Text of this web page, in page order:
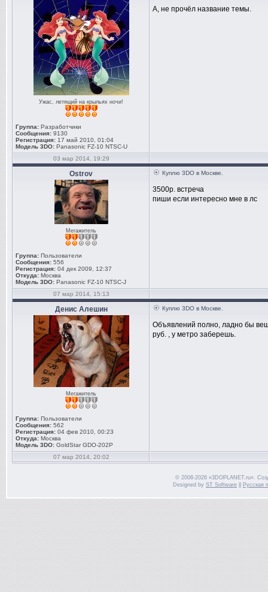
Ужас, летящий на крыльях ночи!
Группа: Разработчики
Сообщения: 9130
Регистрация: 17 май 2010, 01:04
Модель 3DO: Panasonic FZ-10 NTSC-U
А, не прочёл название темы.
03 мар 2014, 19:29
Ostrov
Мегажитель
Группа: Пользователи
Сообщения: 556
Регистрация: 04 дек 2009, 12:37
Откуда: Москва
Модель 3DO: Panasonic FZ-10 NTSC-J
Куплю 3DO в Москве.
3500р. встреча
пиши если интересно мне в лс
07 мар 2014, 15:13
Денис Алешин
Мегажитель
Группа: Пользователи
Сообщения: 562
Регистрация: 04 фев 2010, 00:23
Откуда: Москва
Модель 3DO: GoldStar GDO-202P
Куплю 3DO в Москве.
Объявлений полно, ладно бы
руб. , у метро заберешь.
07 мар 2014, 20:02
© 2008-2026 «3DOPLANET.ru».
Designed by ST Software Русская